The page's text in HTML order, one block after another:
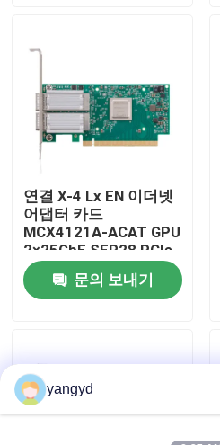
공장 견학
품질 관리
저희와 연락
뉴스
VR Show
연결 X-4 Lx EN 이더넷
어댑터 카드
MCX4121A-ACAT GPU
2×25GbE SFP28 PCIe
3.0×8
문의 보내기
yangyd